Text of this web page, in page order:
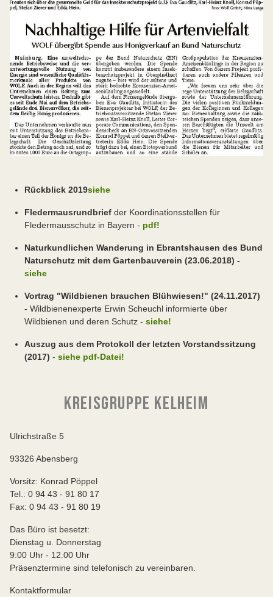
Rückblick 2019siehe
Fledermausrundbrief der Koordinationsstellen für
Fledermausschutz in Bayern - pdf!
Naturkundlichen Wanderung in Ebrantshausen des Bund
Naturschutz mit dem Gartenbauverein (23.06.2018) -
siehe
Vortrag "Wildbienen brauchen Blühwiesen!" (24.11.2017)
- Wildbienenexperte Erwin Scheuchl informierte über
Wildbienen und deren Schutz - siehe!
Auszug aus dem Protokoll der letzten Vorstandssitzung
(2017) - siehe pdf-Datei!
KREISGRUPPE KELHEIM
Ulrichstraße 5
93326 Abensberg
Vorsitz: Konrad Pöppel
Tel.: 0 94 43 - 91 80 17
Fax: 0 94 43 - 91 80 19
Das Büro ist besetzt:
Dienstag u. Donnerstag
9:00 Uhr - 12.00 Uhr
Präsenztermine sind telefonisch zu vereinbaren.
Kontaktformular